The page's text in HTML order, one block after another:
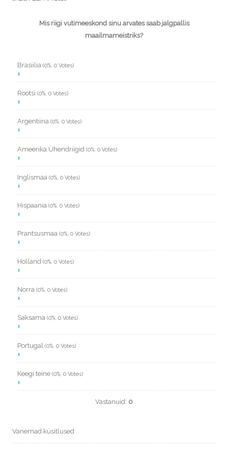
Mis riigi vutimeeskond sinu arvates saab jalgpallis
maailmameistriks?
Brasiilia (0%, 0 Votes)
Rootsi (0%, 0 Votes)
Argentiina (0%, 0 Votes)
Ameerika Ühendriigid (0%, 0 Votes)
Inglismaa (0%, 0 Votes)
Hispaania (0%, 0 Votes)
Prantsusmaa (0%, 0 Votes)
Holland (0%, 0 Votes)
Norra (0%, 0 Votes)
Saksama (0%, 0 Votes)
Portugal (0%, 0 Votes)
Keegi teine (0%, 0 Votes)
Vastanuid: 0
Vanemad küsitlused